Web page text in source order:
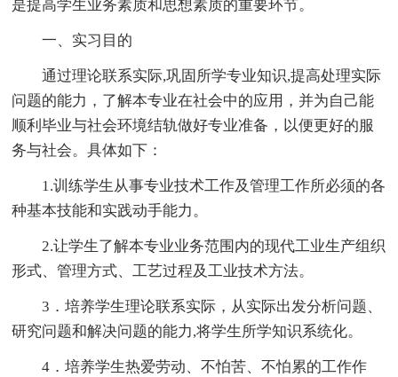
是提高学生业务素质和思想素质的重要环节。
一、实习目的
通过理论联系实际,巩固所学专业知识,提高处理实际
问题的能力，了解本专业在社会中的应用，并为自己能
顺利毕业与社会环境结轨做好专业准备，以便更好的服
务与社会。具体如下：
1.训练学生从事专业技术工作及管理工作所必须的各
种基本技能和实践动手能力。
2.让学生了解本专业业务范围内的现代工业生产组织
形式、管理方式、工艺过程及工业技术方法。
3．培养学生理论联系实际，从实际出发分析问题、
研究问题和解决问题的能力,将学生所学知识系统化。
4．培养学生热爱劳动、不怕苦、不怕累的工作作